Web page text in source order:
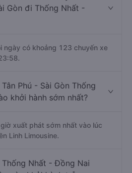
Gòn đi Thống Nhất -
ngày có khoảng 123 chuyến xe
Phú - Sài Gòn Thống
khởi hành sớm nhất?
xuất phát sớm nhất vào lúc
Linh Limousine.
Nhất - Đồng Nai